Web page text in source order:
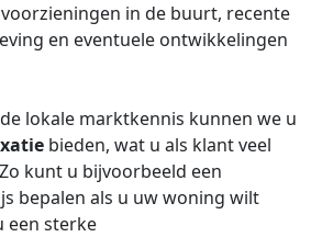
in de buurt, recente
en eventuele ontwikkelingen
lokale marktkennis kunnen we u
bieden, wat u als klant veel
kunt u bijvoorbeeld een
bepalen als u uw woning wilt
een sterke